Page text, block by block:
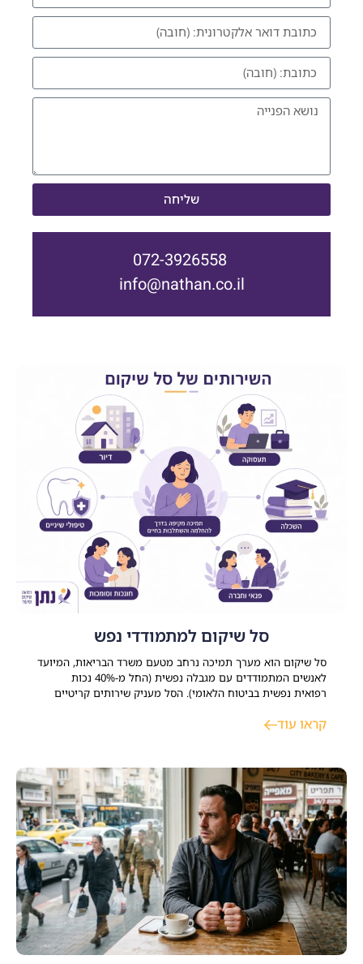
שליחה
072-3926558
info@nathan.co.il
סל שיקום למתמודדי נפש
סל שיקום הוא מערך תמיכה נרחב מטעם משרד הבריאות, המיועד
לאנשים המתמודדים עם מגבלה נפשית (החל מ-40% נכות
רפואית נפשית בביטוח הלאומי). הסל מעניק שירותים קריטיים
ברורה לסייע למשתקמים להשתלב בקהילה ולבנות חיים עצמאיים,
קראו עוד